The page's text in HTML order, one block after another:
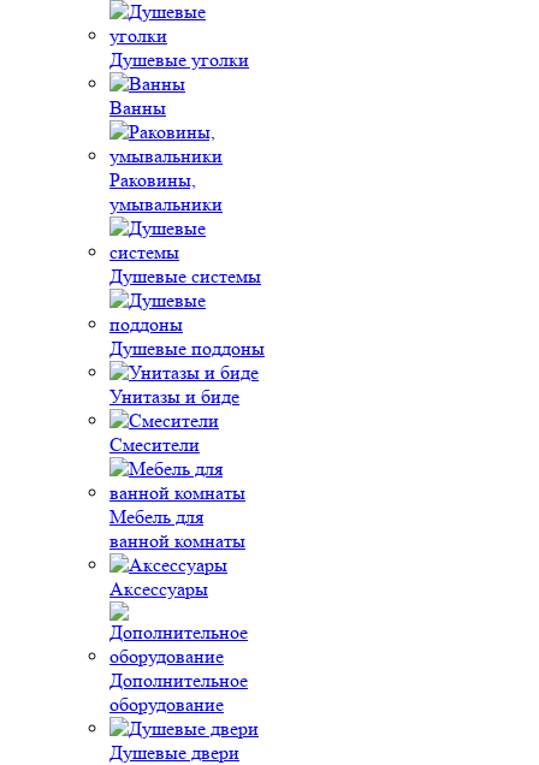
Душевые уголки
Ванны
Раковины,
умывальники
Душевые системы
Душевые поддоны
Унитазы и биде
Смесители
Мебель для
ванной комнаты
Аксессуары
Дополнительное
оборудование
Душевые двери